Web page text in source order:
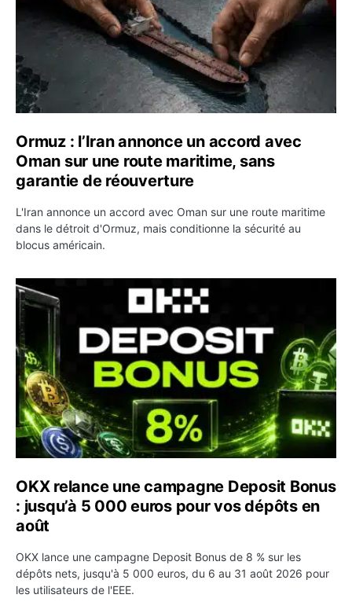
Ormuz : l’Iran annonce un accord avec
Oman sur une route maritime, sans
garantie de réouverture
L'Iran annonce un accord avec Oman sur une route maritime
dans le détroit d'Ormuz, mais conditionne la sécurité au
blocus américain.
OKX relance une campagne Deposit Bonus : jusqu’à 5
OKX relance une campagne Deposit Bonus
: jusqu’à 5 000 euros pour vos dépôts en
août
OKX lance une campagne Deposit Bonus de 8 % sur les
dépôts nets, jusqu'à 5 000 euros, du 6 au 31 août 2026 pour
les utilisateurs de l'EEE.